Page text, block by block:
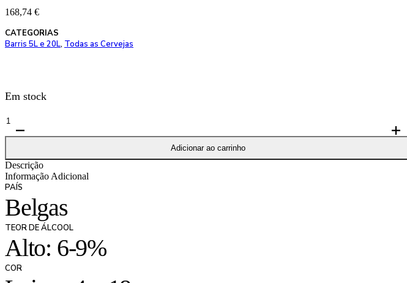
168,74 €
CATEGORIAS
Barris 5L e 20L, Todas as Cervejas
Em stock
Quantidade
Augustijn
Blond
-
Litros
Adicionar ao carrinho
Descrição
Informação Adicional
PAÍS
Belgas
TEOR DE ÁLCOOL
Alto: 6-9%
COR